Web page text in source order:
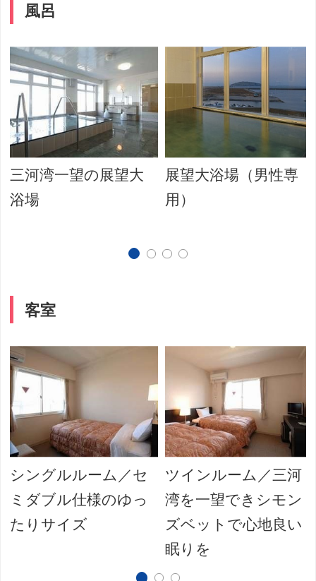
風呂
三河湾一望の展望大
浴場
展望大浴場（男性専
用）
客室
シングルルーム／セ
ミダブル仕様のゆっ
たりサイズ
ツインルーム／三河
湾を一望できシモン
ズベットで心地良い
眠りを